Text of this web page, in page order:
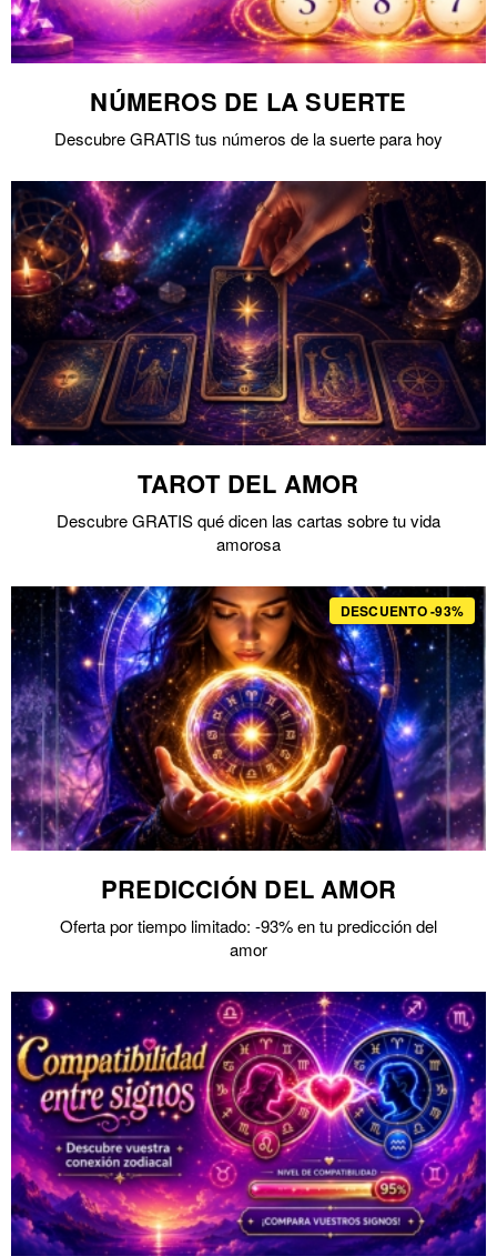
NÚMEROS DE LA SUERTE
Descubre GRATIS tus números de la suerte para hoy
TAROT DEL AMOR
Descubre GRATIS qué dicen las cartas sobre tu vida
amorosa
DESCUENTO -93%
PREDICCIÓN DEL AMOR
Oferta por tiempo limitado: -93% en tu predicción del
amor